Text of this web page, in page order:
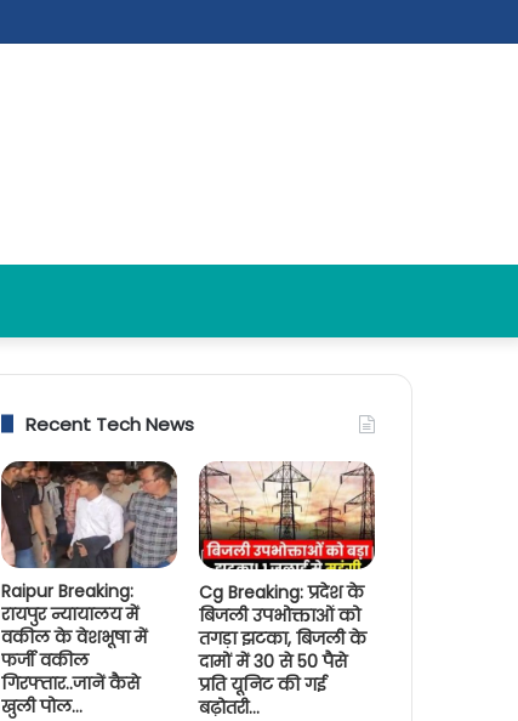
Recent Tech News
Raipur Breaking:
रायपुर न्यायालय में
वकील के वेशभूषा में
फर्जी वकील
गिरफ्तार..जानें कैसे
खुली पोल…
Cg Breaking: प्रदेश के
बिजली उपभोक्ताओं को
तगड़ा झटका, बिजली के
दामों में 30 से 50 पैसे
प्रति यूनिट की गई
बढ़ोतरी…